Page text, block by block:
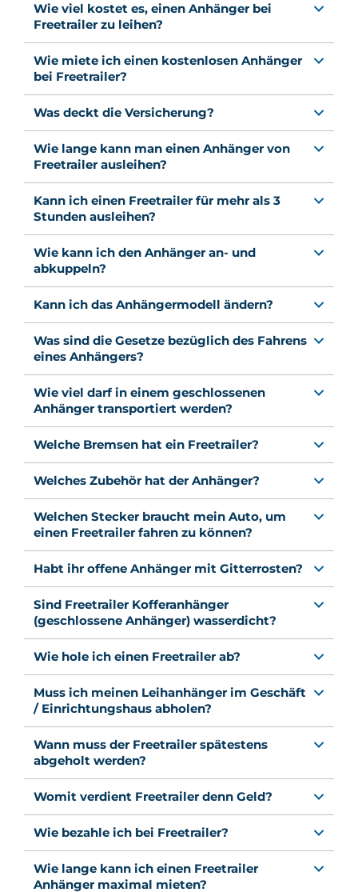
Wie viel kostet es, einen Anhänger bei
Freetrailer zu leihen?
Wie miete ich einen kostenlosen Anhänger
bei Freetrailer?
Was deckt die Versicherung?
Wie lange kann man einen Anhänger von
Freetrailer ausleihen?
Kann ich einen Freetrailer für mehr als 3
Stunden ausleihen?
Wie kann ich den Anhänger an- und
abkuppeln?
Kann ich das Anhängermodell ändern?
Was sind die Gesetze bezüglich des Fahrens
eines Anhängers?
Wie viel darf in einem geschlossenen
Anhänger transportiert werden?
Welche Bremsen hat ein Freetrailer?
Welches Zubehör hat der Anhänger?
Welchen Stecker braucht mein Auto, um
einen Freetrailer fahren zu können?
Habt ihr offene Anhänger mit Gitterrosten?
Sind Freetrailer Kofferanhänger
(geschlossene Anhänger) wasserdicht?
Wie hole ich einen Freetrailer ab?
Muss ich meinen Leihanhänger im Geschäft
/ Einrichtungshaus abholen?
Wann muss der Freetrailer spätestens
abgeholt werden?
Womit verdient Freetrailer denn Geld?
Wie bezahle ich bei Freetrailer?
Wie lange kann ich einen Freetrailer
Anhänger maximal mieten?